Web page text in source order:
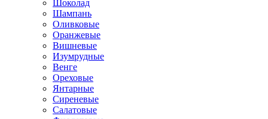
Шоколад
Шампань
Оливковые
Оранжевые
Вишневые
Изумрудные
Венге
Ореховые
Янтарные
Сиреневые
Салатовые